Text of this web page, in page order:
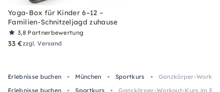
Yoga-Box für Kinder 6–12 –
Familien-Schnitzeljagd zuhause
3,8 Partnerbewertung
33 €zzgl. Versand
Erlebnisse buchen München Sportkurs
Ganzkörper-
Erlebnisse buchen
Sportkurs Ganzkörper-Workout-Kurs im